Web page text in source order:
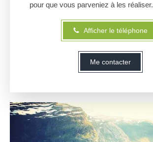
pour que vous parveniez à les réaliser.
Afficher le téléphone
Me contacter